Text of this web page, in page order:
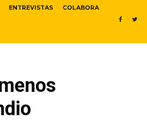
ENTREVISTAS COLABORA